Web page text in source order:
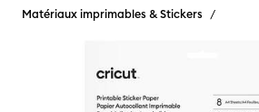
Matériaux imprimables & Stickers